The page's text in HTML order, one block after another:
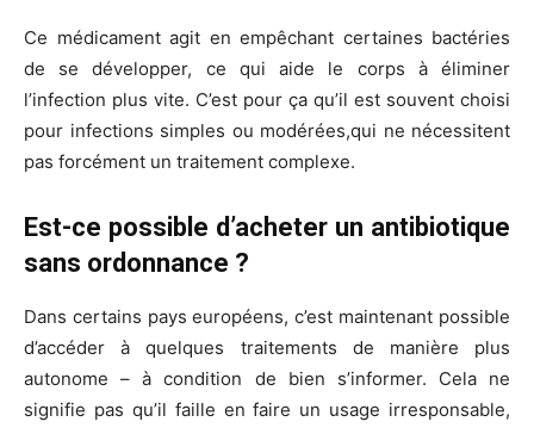
Ce médicament agit en empêchant certaines bactéries
de se développer, ce qui aide le corps à éliminer
l’infection plus vite. C’est pour ça qu’il est souvent choisi
pour infections simples ou modérées,qui ne nécessitent
pas forcément un traitement complexe.
Est-ce possible d’acheter un antibiotique
sans ordonnance ?
Dans certains pays européens, c’est maintenant possible
d’accéder à quelques traitements de manière plus
autonome – à condition de bien s’informer. Cela ne
signifie pas qu’il faille en faire un usage irresponsable,